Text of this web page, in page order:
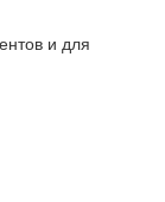
и для